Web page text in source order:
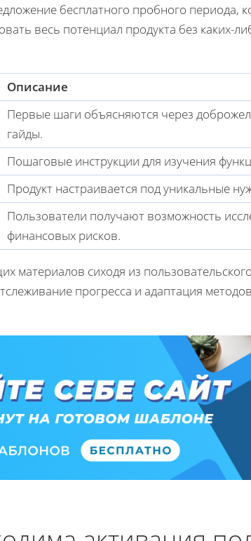
бесплатного пробного периода,
весь потенциал продукта без каких-
Описание
Первые шаги объясняются через
гайды.
Пошаговые инструкции для изучения
Продукт настраивается под уникальные
Пользователи получают возможность
финансовых рисков.
материалов сиходя из
прогресса и адаптация